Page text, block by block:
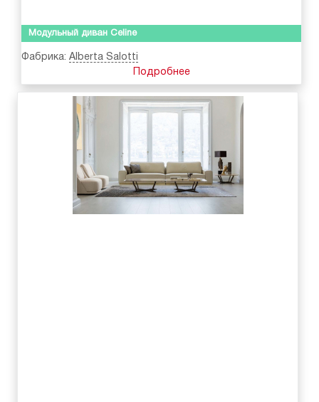
Модульный диван Celine
Фабрика: Alberta Salotti
Подробнее